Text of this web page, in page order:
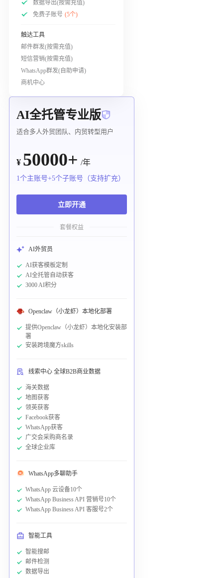
数据导出(按需充值)
免费子账号 (5个)
触达工具
邮件群发(按需充值)
短信营销(按需充值)
WhatsApp群发(自助申请)
商机中心
AI全托管专业版
适合多人外贸团队、内贸转型用户
¥ 50000+ /年
1个主账号+5个子账号（支持扩充）
立即开通
套餐权益
AI外贸员
AI获客模板定制
AI全托管自动获客
3000 AI积分
Openclaw（小龙虾）本地化部署
提供Openclaw（小龙虾）本地化安装部
署
安装跨境魔方skills
线索中心 全球B2B商业数据
海关数据
地图获客
领英获客
Facebook获客
WhatsApp获客
广交会采购商名录
全球企业库
WhatsApp多聊助手
WhatsApp 云设备10个
WhatsApp Business API 营销号10个
WhatsApp Business API 客服号2个
智能工具
智能搜邮
邮件检测
数据导出